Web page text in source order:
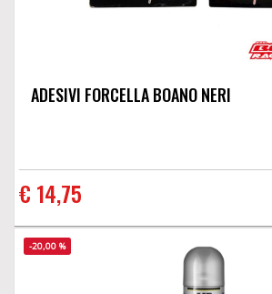
ADESIVI FORCELLA BOANO NERI
€ 14,75
-20,00 %